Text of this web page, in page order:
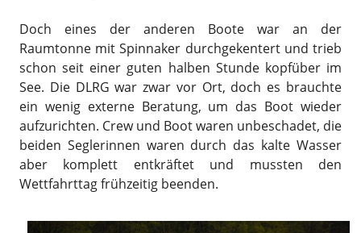
Doch eines der anderen Boote war an der
Raumtonne mit Spinnaker durchgekentert und trieb
schon seit einer guten halben Stunde kopfüber im
See. Die DLRG war zwar vor Ort, doch es brauchte
ein wenig externe Beratung, um das Boot wieder
aufzurichten. Crew und Boot waren unbeschadet, die
beiden Seglerinnen waren durch das kalte Wasser
aber komplett entkräftet und mussten den
Wettfahrttag frühzeitig beenden.